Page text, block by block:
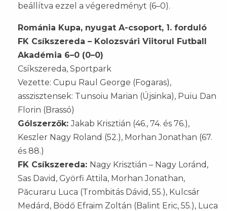
beállítva ezzel a végeredményt (6–0).
Románia Kupa, nyugat A-csoport, 1. forduló
FK Csíkszereda – Kolozsvári Viitorul Futball
Akadémia 6–0 (0–0)
Csíkszereda, Sportpark
Vezette: Cupu Raul George (Fogaras),
asszisztensek: Tunsoiu Marian (Újsinka), Puiu Dan
Florin (Brassó)
Gólszerzők:Jakab Krisztián (46., 74. és 76.),
Keszler Nagy Roland (52.), Morhan Jonathan (67.
és 88.)
FK Csíkszereda: Nagy Krisztián – Nagy Loránd,
Sas David, Györfi Attila, Morhan Jonathan,
Păcuraru Luca (Trombitás Dávid, 55.), Kulcsár
Medárd, Bödő Efraim Zoltán (Balint Eric, 55.), Luca